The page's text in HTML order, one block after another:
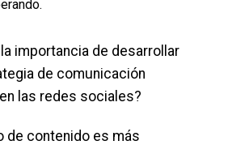
importancia de desarrollar
de comunicación
las redes sociales?
de contenido es más